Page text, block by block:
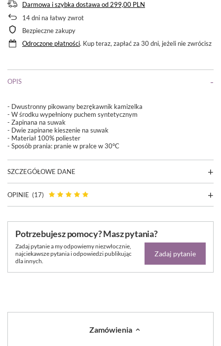
Darmowa i szybka dostawa od299,00 PLN
14dni na łatwy zwrot
Bezpieczne zakupy
Odroczone płatności. Kup teraz, zapłać za 30 dni, jeżeli nie zwrócisz
OPIS
- Dwustronny pikowany bezrękawnik kamizelka
- W środku wypełniony puchem syntetycznym
- Zapinana na suwak
- Dwie zapinane kieszenie na suwak
- Materiał 100% poliester
- Sposób prania: pranie w pralce w 30°C
SZCZEGÓŁOWE DANE
OPINIE (17)
Potrzebujesz pomocy? Masz pytania?
Zadaj pytanie a my odpowiemy niezwłocznie,
najciekawsze pytania i odpowiedzi publikując
dla innych.
Zadaj pytanie
Zamówienia